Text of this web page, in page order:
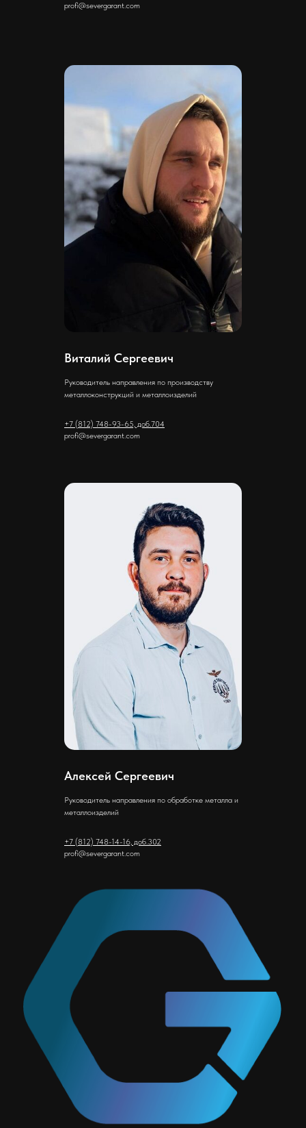
profi@severgarant.com
Виталий Сергеевич
Руководитель направления по производству
металлоконструкций и металлоизделий
+7 (812) 748-93-65, доб.704
profi@severgarant.com
Алексей Сергеевич
Руководитель направления по обработке металла и
металлоизделий
+7 (812) 748-14-16, доб.302
profi@severgarant.com